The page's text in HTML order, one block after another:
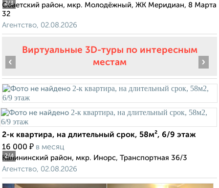
2/3
Советский район, мкр. Молодёжный, ЖК Меридиан, 8 Марта
32
Агентство, 02.08.2026
Виртуальные 3D-туры по интересным
местам
2/4
‹ ›
2-к квартира, на длительный срок, 58м², 6/9 этаж
16 000 ₽ в месяц
Калининский район, мкр. Инорс, Транспортная 36/3
Агентство, 02.08.2026